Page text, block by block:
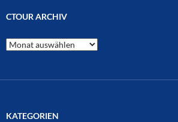
CTOUR ARCHIV
CTOUR
Archiv
KATEGORIEN